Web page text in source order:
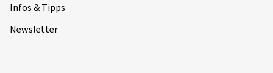
Infos & Tipps
Newsletter